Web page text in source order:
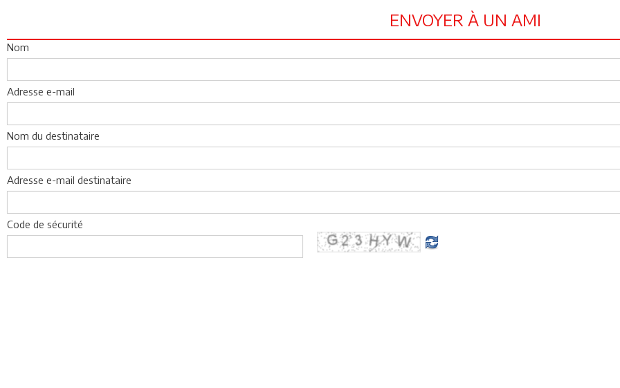
ENVOYER À UN AMI
Nom
Adresse e-mail
Nom du destinataire
Adresse e-mail destinataire
Code de sécurité